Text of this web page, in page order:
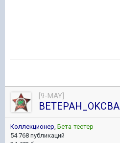
[9-MAY]
BETEPAH_OKCBA
Коллекционер Бета-тестер
54 768 публикаций